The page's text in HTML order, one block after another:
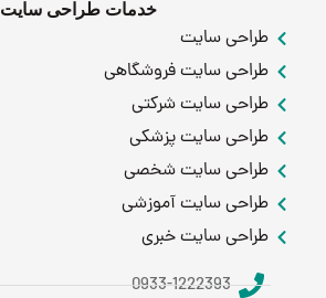
خدمات طراحی سایت
طراحی سایت
طراحی سایت فروشگاهی
طراحی سایت شرکتی
طراحی سایت پزشکی
طراحی سایت شخصی
طراحی سایت آموزشی
طراحی سایت خبری
0933-1222393